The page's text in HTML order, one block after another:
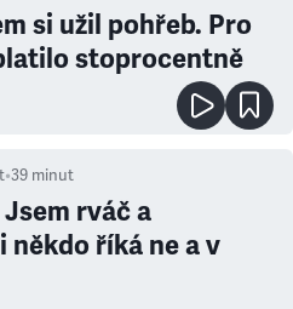
si užil pohřeb. Pro
stoprocentně
•39 minut
rváč a
někdo říká ne a v